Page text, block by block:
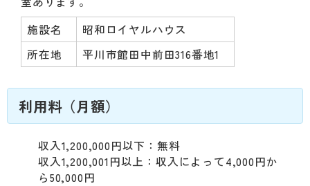
移
す
施設名
昭和ロイヤルハウス
所在地
平川市館田中前田316番地1
利用料（月額）
収入1,200,000円以下：無料
収入1,200,001円以上：収入によって4,000円か
ら50,000円